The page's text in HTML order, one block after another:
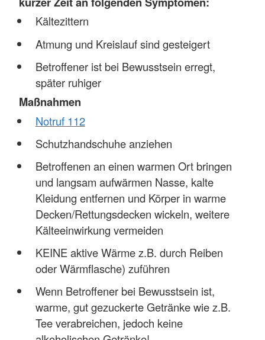
Kältezittern
Atmung und Kreislauf sind gesteigert
Betroffener ist bei Bewusstsein erregt,
später ruhiger
Maßnahmen
Notruf 112
Schutzhandschuhe anziehen
Betroffenen an einen warmen Ort bringen
und langsam aufwärmen Nasse, kalte
Kleidung entfernen und Körper in warme
Decken/Rettungsdecken wickeln, weitere
Kälteeinwirkung vermeiden
KEINE aktive Wärme z.B. durch Reiben
oder Wärmflasche) zuführen
Wenn Betroffener bei Bewusstsein ist,
warme, gut gezuckerte Getränke wie z.B.
Tee verabreichen, jedoch keine